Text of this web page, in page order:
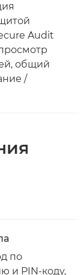
Audit
общий
/
по
и PIN-коду,